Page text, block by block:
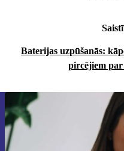
Baterijas uzpūšanās:
pircējiem
saņemšanai!
Nekad vairs